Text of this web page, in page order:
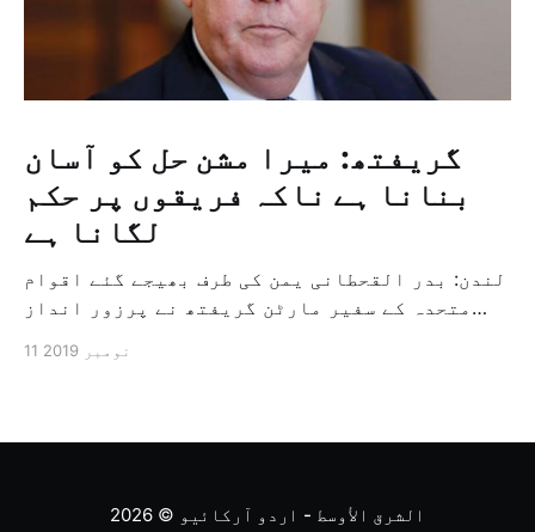
گریفتھ: میرا مشن حل کو آسان
بنانا ہے ناکہ فریقوں پر حکم
لگانا ہے
لندن: بدر القحطانی یمن کی طرف بھیجے گئے اقوام
متحدہ کے سفیر مارٹن گریفتھ نے پرزور انداز
ثالثی اور اس کشمکش کی حدبندی کرنے کے لئے ایک
11 نومبر 2019
الشرق الأوسط - اردو آرکائیو © 2026